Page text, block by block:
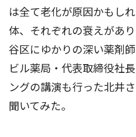
は全て老化が原因かもし
体、それぞれの衰えがあ
谷区にゆかりの深い薬剤
ビル薬局・代表取締役社
ングの講演も行った北井
聞いてみた。